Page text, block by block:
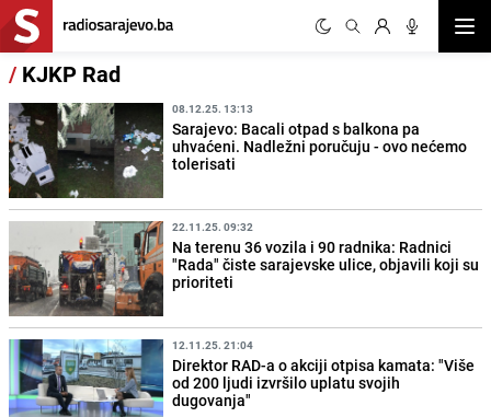
/ KJKP Rad
08.12.25. 13:13
Sarajevo: Bacali otpad s balkona pa
uhvaćeni. Nadležni poručuju - ovo nećemo
tolerisati
22.11.25. 09:32
Na terenu 36 vozila i 90 radnika: Radnici
"Rada" čiste sarajevske ulice, objavili koji su
prioriteti
12.11.25. 21:04
Direktor RAD-a o akciji otpisa kamata: "Više
od 200 ljudi izvršilo uplatu svojih
dugovanja"